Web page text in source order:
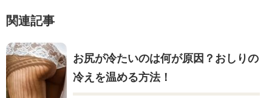
関連記事
お尻が冷たいのは何が原因？おしりの
冷えを温める方法！